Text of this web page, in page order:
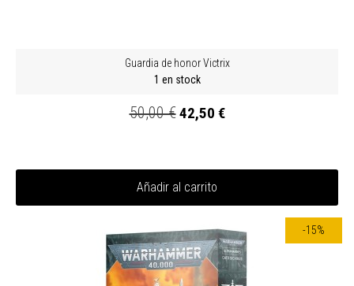
Guardia de honor Victrix
1 en stock
50,00 €42,50 €
Añadir al carrito
-15%